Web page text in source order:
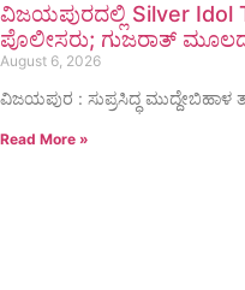
ವಿಜಯಪುರದಲ್ಲಿ Silver Idol
ಪೊಲೀಸರು; ಗುಜರಾತ್
August 6, 2026
ವಿಜಯಪುರ : ಸುಪ್ರಸಿದ್ಧ
Read More »